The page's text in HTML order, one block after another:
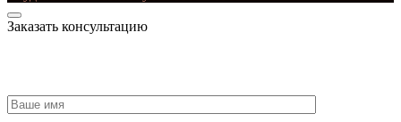
Заказать консультацию